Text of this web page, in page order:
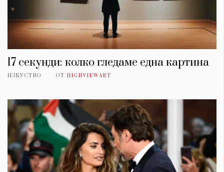
17 секунди: колко гледаме една картина
ИЗКУСТВО ОТ HIGHVIEWART